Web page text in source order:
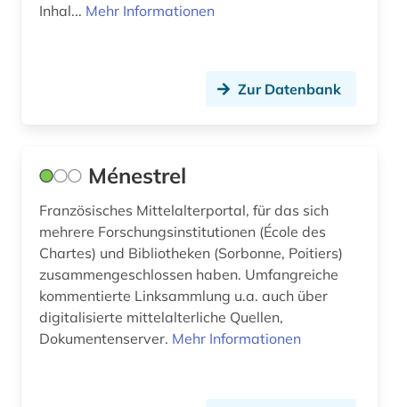
literaturgeschichte (3)
literaturtheorie (1)
literaturwissenschaft (167)
lothringen (1)
lusitanistik (17)
Inhal... Mehr Informationen
Zur Datenbank
Ménestrel
Französisches Mittelalterportal, für das sich
mehrere Forschungsinstitutionen (École des
Chartes) und Bibliotheken (Sorbonne, Poitiers)
zusammengeschlossen haben. Umfangreiche
kommentierte Linksammlung u.a. auch über
digitalisierte mittelalterliche Quellen,
Dokumentenserver. Mehr Informationen